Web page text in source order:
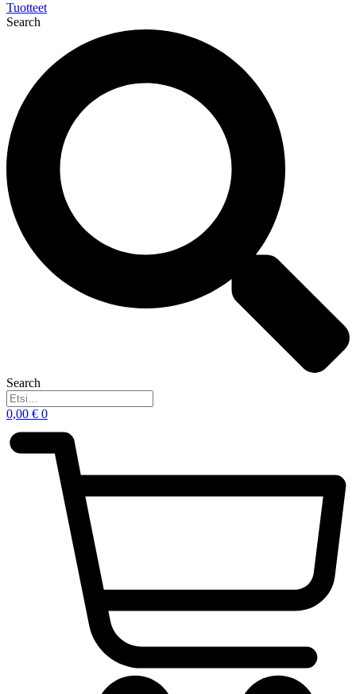
Tuotteet
Search
Search
0,00 € 0